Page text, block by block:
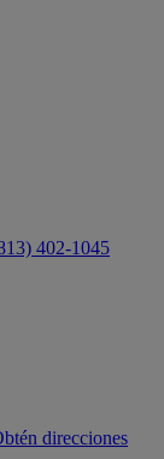
402-1045
direcciones